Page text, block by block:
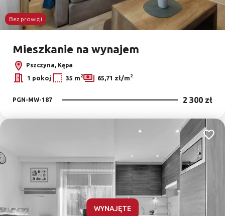
Bez prowizji
Mieszkanie na wynajem
Pszczyna, Kępa
1 pokoj 35 m2 65,71 zł/m2
PGN-MW-187 2 300 zł
WYNAJĘTE